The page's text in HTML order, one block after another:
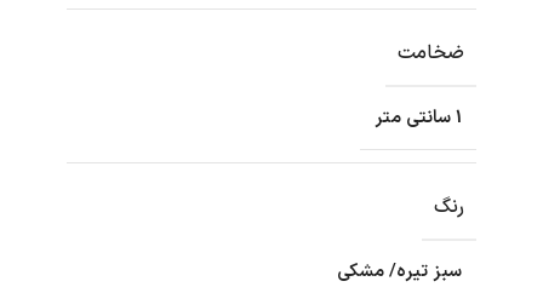
ضخامت
1 سانتی متر
رنگ
سبز تیره/ مشکی